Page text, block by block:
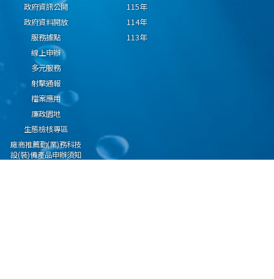
政府資訊公開
政府資料開放
服務據點
線上申辦
多元服務
射擊通報
檔案應用
廉政園地
生態檢核專區
廠商推薦勤(業)務科技
設(裝)備產品申辦須知
115年
114年
113年